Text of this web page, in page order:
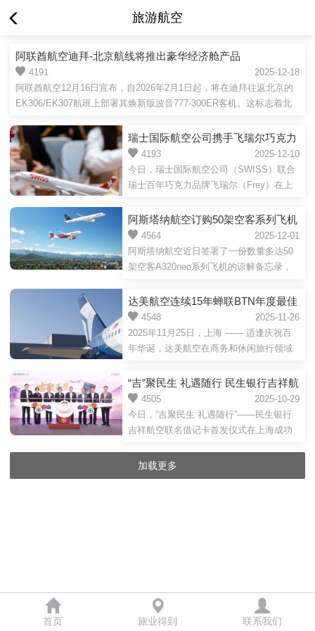
旅游航空
阿联酋航空迪拜-北京航线将推出豪华经济舱产品
2025-12-18
4191
阿联酋航空12月16日宣布，自2026年2月1日起，将在迪拜往返北京的
EK306/EK307航班上部署其焕新版波音777-300ER客机。这标志着北
华经济舱产品的又一重要战略航点。今年7月，阿联酋航空先后开通深
圳与杭州两条全新航线，目前均配备阿联酋航空新版客舱产品，包括：
深圳-迪拜航线采用四舱版波音777客机执飞，杭州-迪拜航线由全新空
客A350客机执飞。自7月20日起，...
瑞士国际航空公司携手飞瑞尔巧克力
推出圣诞季媒体体验活动
2025-12-10
4193
今日，瑞士国际航空公司（SWISS）联合
瑞士百年巧克力品牌飞瑞尔（Frey）在上
力甜品品鉴为纽带，向媒体朋友们全方位
推广瑞士经典巧克力文化。活动现场，飞
瑞尔巧克力化身多款精致甜品，让媒体在
味蕾盛宴中感受瑞士巧克力的醇厚魅力与
品牌之一，飞瑞尔自2015年起便成为瑞航
的机上巧克力供应商，其标志性的“瑞士小
巧克力”（SWISS Schöggeli）...
阿斯塔纳航空订购50架空客系列飞机
2025-12-01
4564
阿斯塔纳航空近日签署了一份数量多达50
架空客A320neo系列飞机的谅解备忘录，
成为阿斯塔纳航空有史以来最大的订单，
通过这笔订单，阿斯塔纳航空机队将进行
大规模的现代化升级。该协议是包含了空
客A320neo和A321neo机型的混合订单，
飞机将配置为空客A321LR机型——阿斯塔
纳航空作为首批为该机型设置豪华客舱配
置的航司之一，将该机型投入其开拓性的
亚...
达美航空连续15年蝉联BTN年度最佳
航企， 并获评《福布斯旅游指南》美
国最佳航司
2025-11-26
4548
2025年11月25日，上海 —— 适逢庆祝百
年华诞，达美航空在商务和休闲旅行领域
Travel News》（BTN）航空公司调查中，
达美航空再度获评最受商务旅客欢迎的年
度最佳航企，创下了连续十五年雄踞榜首
的空前纪录；同时，在《福布斯旅游指
达美航空在BTN航司调查中荣登榜首，彰
“吉”聚民生 礼遇随行 民生银行吉祥航
空联名借记卡首发仪式成功举办2025-10-29
4505
今日，“吉聚民生 礼遇随行”——民生银行
吉祥航空联名借记卡首发仪式在上海成功
宣布，双方将在金融服务与航空出行等领
域深化场景融合，共同推出“民生银行吉祥
加载更多
首页 旅业得到 联系我们